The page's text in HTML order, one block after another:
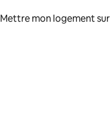
Mettre mon logement